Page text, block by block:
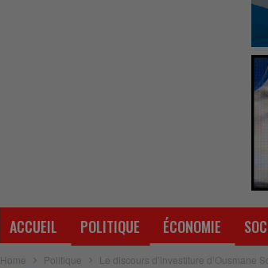
ACCUEIL POLITIQUE ÉCONOMIE
Home Politique Le discours d’investiture d’Ousmane